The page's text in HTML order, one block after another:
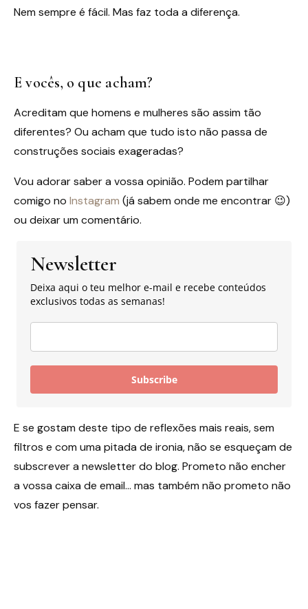
Nem sempre é fácil. Mas faz toda a diferença.
E vocês, o que acham?
Acreditam que homens e mulheres são assim tão
diferentes? Ou acham que tudo isto não passa de
construções sociais exageradas?
Vou adorar saber a vossa opinião. Podem partilhar
comigo no Instagram (já sabem onde me encontrar 😉)
ou deixar um comentário.
Newsletter
Deixa aqui o teu melhor e-mail e recebe conteúdos
exclusivos todas as semanas!
Subscribe
E se gostam deste tipo de reflexões mais reais, sem
filtros e com uma pitada de ironia, não se esqueçam de
subscrever a newsletter do blog. Prometo não encher
a vossa caixa de email… mas também não prometo não
vos fazer pensar.